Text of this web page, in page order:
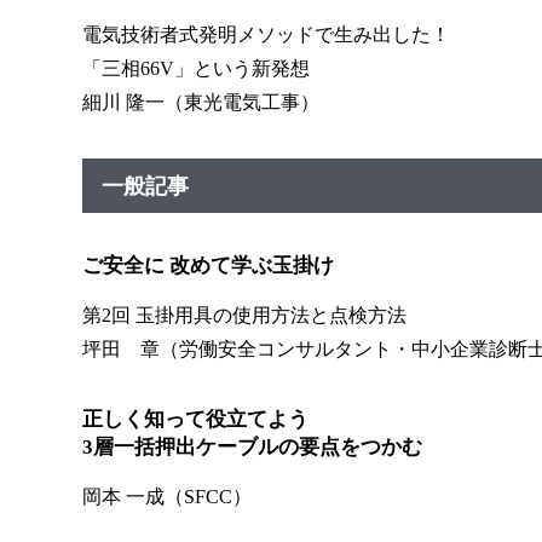
電気技術者式発明メソッドで生み出した！
「三相66V」という新発想
細川 隆一（東光電気工事）
一般記事
ご安全に 改めて学ぶ玉掛け
第2回 玉掛用具の使用方法と点検方法
坪田 章（労働安全コンサルタント・中小企業診断
正しく知って役立てよう
3層一括押出ケーブルの要点をつかむ
岡本 一成（SFCC）